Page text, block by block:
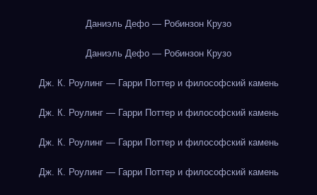
Даниэль Дефо — Робинзон Крузо
Даниэль Дефо — Робинзон Крузо
Дж. К. Роулинг — Гарри Поттер и философский камень
Дж. К. Роулинг — Гарри Поттер и философский камень
Дж. К. Роулинг — Гарри Поттер и философский камень
Дж. К. Роулинг — Гарри Поттер и философский камень